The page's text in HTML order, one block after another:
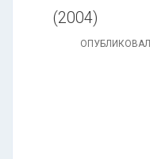
(2004)
ОПУБЛИКОВАЛ